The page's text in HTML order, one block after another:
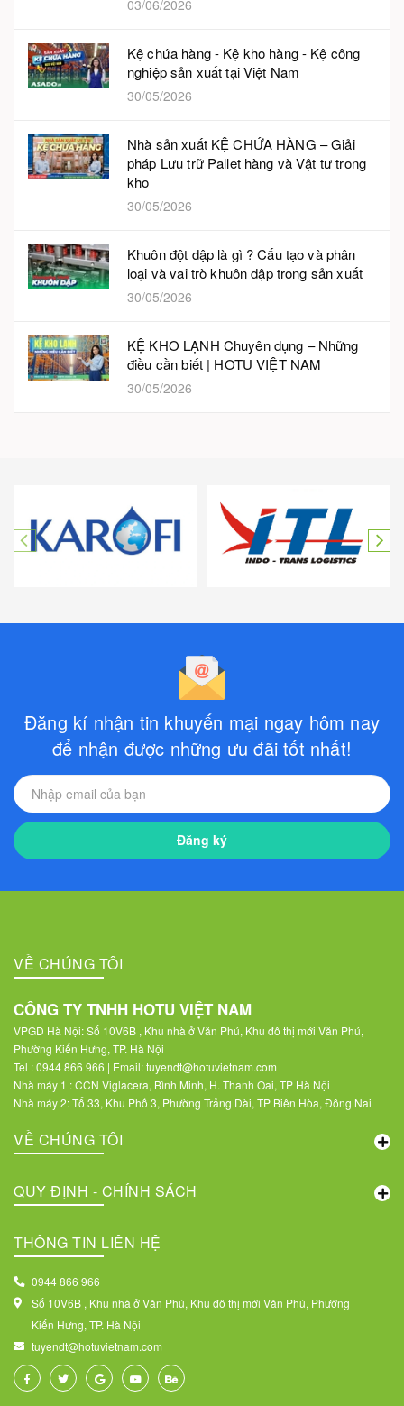
03/06/2026
Kệ chứa hàng - Kệ kho hàng - Kệ công
nghiệp sản xuất tại Việt Nam
30/05/2026
Nhà sản xuất KỆ CHỨA HÀNG – Giải
pháp Lưu trữ Pallet hàng và Vật tư trong
kho
30/05/2026
Khuôn đột dập là gì ? Cấu tạo và phân
loại và vai trò khuôn dập trong sản xuất
30/05/2026
KỆ KHO LẠNH Chuyên dụng – Những
điều cần biết | HOTU VIỆT NAM
30/05/2026
Đăng kí nhận tin khuyến mại ngay hôm nay
để nhận được những ưu đãi tốt nhất!
Đăng ký
VỀ CHÚNG TÔI
CÔNG TY TNHH HOTU VIỆT NAM
VPGD Hà Nội: Số 10V6B , Khu nhà ở Văn Phú, Khu đô thị mới Văn Phú,
Phường Kiến Hưng, TP. Hà Nội
Tel : 0944 866 966 | Email: tuyendt@hotuvietnam.com
Nhà máy 1 : CCN Viglacera, Bình Minh, H. Thanh Oai, TP Hà Nội
Nhà máy 2: Tổ 33, Khu Phố 3, Phường Trảng Dài, TP Biên Hòa, Đồng Nai
VỀ CHÚNG TÔI
QUY ĐỊNH - CHÍNH SÁCH
THÔNG TIN LIÊN HỆ
0944 866 966
Số 10V6B , Khu nhà ở Văn Phú, Khu đô thị mới Văn Phú, Phường
Kiến Hưng, TP. Hà Nội
tuyendt@hotuvietnam.com